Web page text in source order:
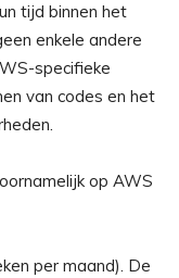
tijd binnen het
enkele andere
specifieke
van codes en het
op AWS
per maand). De